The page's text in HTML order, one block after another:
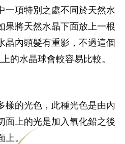
一項特別之處不同於天然水
果將天然水晶下面放上一根
晶內頭髮有重影，不過這個
的水晶球會較容易比較。
樣的光色，此種光色是由內
面上的光是加入氧化鉛之後
上。